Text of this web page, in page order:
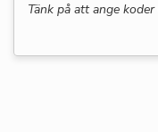
Tänk på att ange